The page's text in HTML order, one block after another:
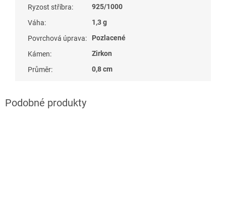
Ryzost stříbra:
925/1000
Váha:
1,3 g
Povrchová úprava:
Pozlacené
Kámen:
Zirkon
Průměr: 0,8 cm